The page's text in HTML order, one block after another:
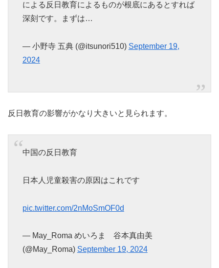
による反日教育によるものが根底にあるとすれば
深刻です。まずは…
— 小野寺 五典 (@itsunori510) September 19,
2024
反日教育の影響がかなり大きいと見られます。
中国の反日教育
日本人児童殺害の原因はこれです
pic.twitter.com/2nMoSmOF0d
— May_Roma めいろま 谷本真由美
(@May_Roma) September 19, 2024